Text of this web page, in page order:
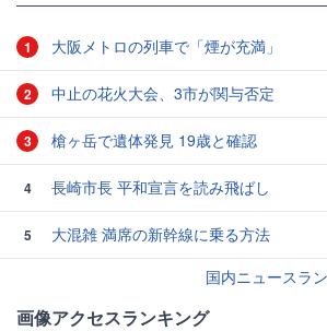
1 大阪メトロの列車で「煙が充満」
2 中止の花火大会、3市が関与否定
3 槍ヶ岳で遺体発見 19歳と確認
4 長崎市長 平和宣言を読み飛ばし
5
大混雑 満席の新幹線に乗る方法
国内ニュースラ
画像アクセスランキング